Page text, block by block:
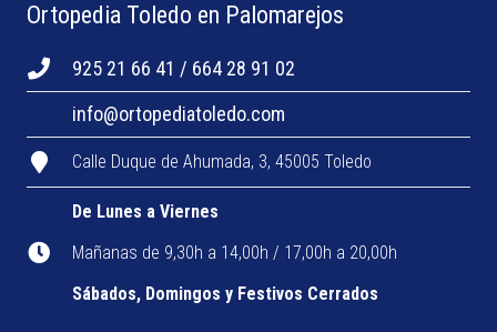
Ortopedia Toledo en Palomarejos
925 21 66 41 / 664 28 91 02
info@ortopediatoledo.com
Calle Duque de Ahumada, 3, 45005 Toledo
De Lunes a Viernes
Mañanas de 9,30h a 14,00h / 17,00h a 20,00h
Sábados, Domingos y Festivos Cerrados